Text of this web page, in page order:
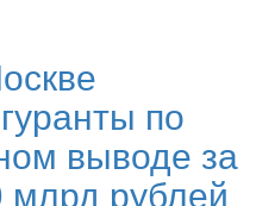
по
выводе за
рублей